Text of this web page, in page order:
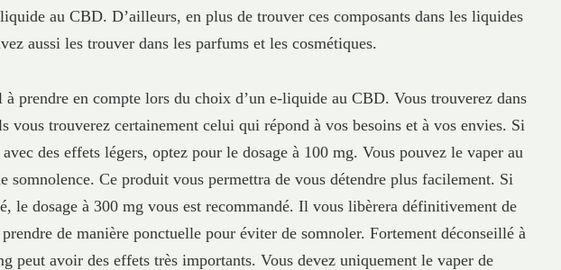
au CBD. D’ailleurs, en plus de trouver ces composants dans les liquides
aussi les trouver dans les parfums et les cosmétiques.
à prendre en compte lors du choix d’un e-liquide au CBD. Vous trouverez dans
vous trouverez certainement celui qui répond à vos besoins et à vos envies. Si
des effets légers, optez pour le dosage à 100 mg. Vous pouvez le vaper au
somnolence. Ce produit vous permettra de vous détendre plus facilement. Si
le dosage à 300 mg vous est recommandé. Il vous libèrera définitivement de
de manière ponctuelle pour éviter de somnoler. Fortement déconseillé à
peut avoir des effets très importants. Vous devez uniquement le vaper de